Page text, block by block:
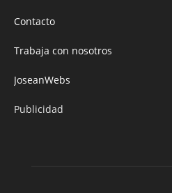
Contacto
Trabaja con nosotros
JoseanWebs
Publicidad